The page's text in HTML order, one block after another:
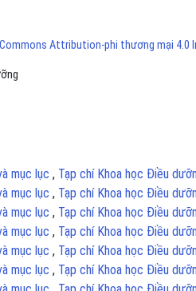
Attribution-phi thương mại 4.0
mục lục , Tạp chí Khoa học Điều
mục lục , Tạp chí Khoa học Điều
mục lục , Tạp chí Khoa học Điều
mục lục , Tạp chí Khoa học Điều
mục lục , Tạp chí Khoa học Điều
mục lục , Tạp chí Khoa học Điều